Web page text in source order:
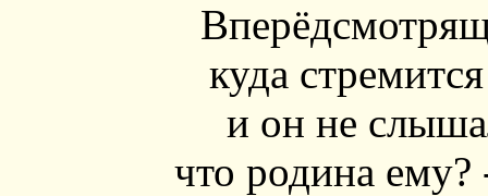
куда
и он не
что родина